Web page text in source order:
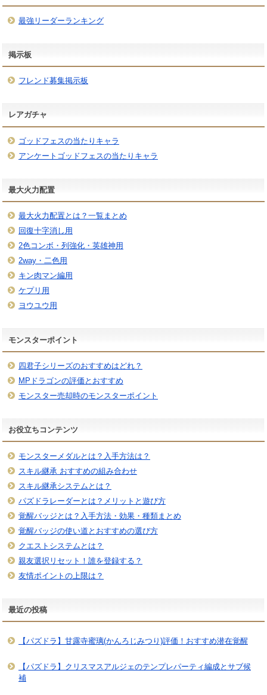
最強リーダーランキング
掲示板
フレンド募集掲示板
レアガチャ
ゴッドフェスの当たりキャラ
アンケートゴッドフェスの当たりキャラ
最大火力配置
最大火力配置とは？一覧まとめ
回復十字消し用
2色コンボ・列強化・英雄神用
2way・二色用
キン肉マン編用
ケプリ用
ヨウユウ用
モンスターポイント
四君子シリーズのおすすめはどれ？
MPドラゴンの評価とおすすめ
モンスター売却時のモンスターポイント
お役立ちコンテンツ
モンスターメダルとは？入手方法は？
スキル継承 おすすめの組み合わせ
スキル継承システムとは？
パズドラレーダーとは？メリットと遊び方
覚醒バッジとは？入手方法・効果・種類まとめ
覚醒バッジの使い道とおすすめの選び方
クエストシステムとは？
親友選択リセット！誰を登録する？
友情ポイントの上限は？
最近の投稿
【パズドラ】甘露寺蜜璃(かんろじみつり)評価！おすすめ潜在覚醒
【パズドラ】クリスマスアルジェのテンプレパーティ編成とサブ候
補